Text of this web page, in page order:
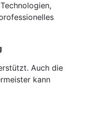
Auch die
kann